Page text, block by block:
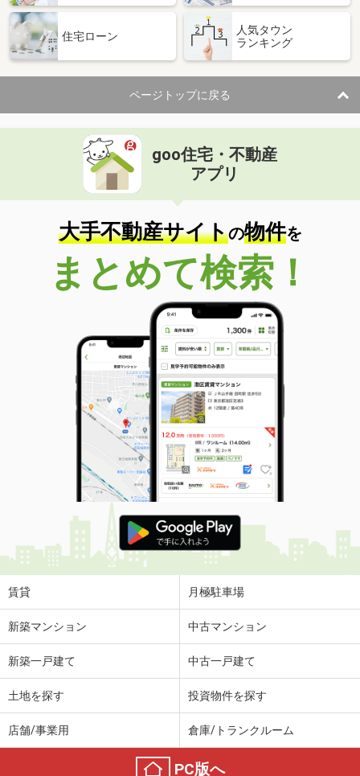
住宅ローン
人気タウン
ランキング
ページトップに戻る
goo住宅・不動産
アプリ
大手不動産サイトの物件を
まとめて検索！
賃貸 月極駐車場
新築マンション 中古マンション
新築一戸建て 中古一戸建て
土地を探す 投資物件を探す
店舗/事業用 倉庫/トランクルーム
PC版へ